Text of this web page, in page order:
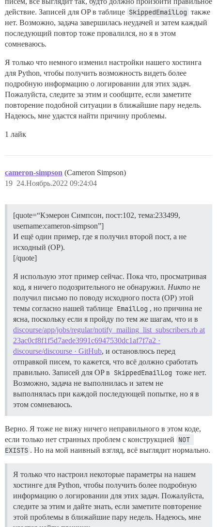
действие. Записей для OP в таблице SkippedEmailLog также
нет. Возможно, задача завершилась неудачей и затем каждый
последующий повтор тоже провалился, но я в этом
сомневаюсь.
Я только что немного изменил настройки нашего хостинга
для Python, чтобы получить возможность видеть более
подробную информацию о логировании для этих задач.
Пожалуйста, следите за этим и сообщите, если заметите
повторение подобной ситуации в ближайшие пару недель.
Надеюсь, мне удастся найти причину проблемы.
1 лайк
cameron-simpson (Cameron Simpson)
24.Ноябрь.2022 09:24:04
19
[quote=“Кэмерон Симпсон, пост:102, тема:233499,
username:cameron-simpson”]
И ещё один пример, где я получил второй пост, а не
исходный (OP).
[/quote]
Я использую этот пример сейчас. Пока что, просматривая
код, я ничего подозрительного не обнаружил. Никто не
получил письмо по поводу исходного поста (OP) этой
темы согласно нашей таблице EmailLog , но причина не
ясна, поскольку если я пройду по тем же шагам, что и в
discourse/app/jobs/regular/notify_mailing_list_subscribers.rb at
23ac0cf8f1f5d7aede3991c6947530dc1af7f7a2 ·
discourse/discourse · GitHub, и остановлюсь перед
отправкой писем, то кажется, что всё должно сработать
правильно. Записей для OP в SkippedEmailLog тоже нет.
Возможно, задача не выполнилась и затем не
выполнялась при каждой последующей попытке, но я в
этом сомневаюсь.
Верно. Я тоже не вижу ничего неправильного в этом коде,
если только нет странных проблем с конструкцией NOT
EXISTS . Но на мой наивный взгляд, всё выглядит нормально.
Я только что настроил некоторые параметры на нашем
хостинге для Python, чтобы получить более подробную
информацию о логировании для этих задач. Пожалуйста,
следите за этим и дайте знать, если заметите повторение
этой проблемы в ближайшие пару недель. Надеюсь, мне